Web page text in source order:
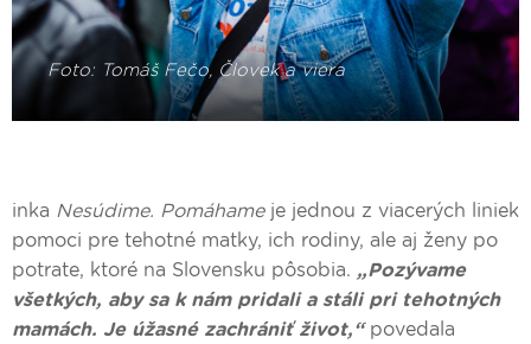
inka Nesúdime. Pomáhameje jednou z viacerých liniek
pomoci pre tehotné matky, ich rodiny, ale aj ženy po
potrate, ktoré na Slovensku pôsobia. „Pozývame
všetkých, aby sa k nám pridali a stáli pri tehotných
mamách. Je úžasné zachrániť život,“povedala